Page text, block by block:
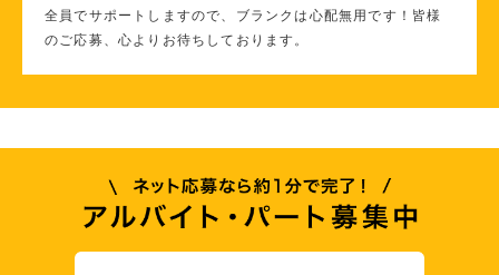
全員でサポートしますので、ブランクは心配無用です！皆様
のご応募、心よりお待ちしております。